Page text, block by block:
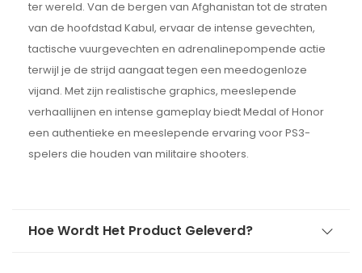
ter wereld. Van de bergen van Afghanistan tot de straten
van de hoofdstad Kabul, ervaar de intense gevechten,
tactische vuurgevechten en adrenalinepompende actie
terwijl je de strijd aangaat tegen een meedogenloze
vijand. Met zijn realistische graphics, meeslepende
verhaallijnen en intense gameplay biedt Medal of Honor
een authentieke en meeslepende ervaring voor PS3-
spelers die houden van militaire shooters.
Hoe Wordt Het Product Geleverd?